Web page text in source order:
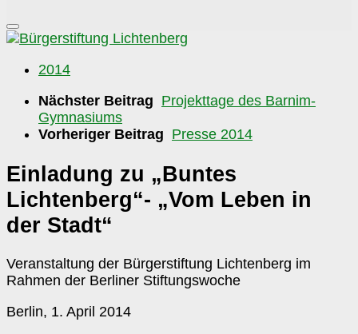
2014
Nächster Beitrag Projekttage des Barnim-
Gymnasiums
Vorheriger Beitrag Presse 2014
Einladung zu „Buntes
Lichtenberg“- „Vom Leben in
der Stadt“
Veranstaltung der Bürgerstiftung Lichtenberg im
Rahmen der Berliner Stiftungswoche
Berlin, 1. April 2014